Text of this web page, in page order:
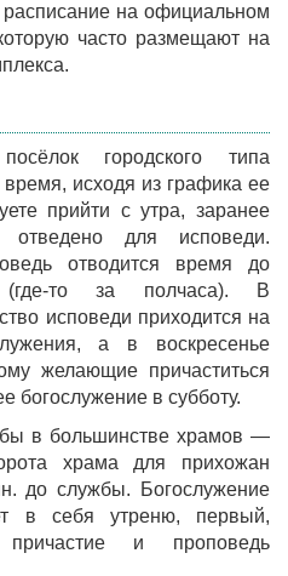
на официальном
часто размещают на
городского типа
исходя из графика ее
прийти с утра, заранее
отведено для исповеди.
отводится время до
(где-то за полчаса). В
исповеди приходится на
а в воскресенье
желающие причаститься
богослужение в субботу.
в большинстве храмов —
храма для прихожан
до службы. Богослужение
в себя утреню, первый,
и проповедь